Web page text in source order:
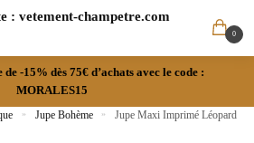
0
-15% dès 75€ d’achats avec le code :
MORALES15
» Jupe Bohème » Jupe Maxi Imprimé Léopard